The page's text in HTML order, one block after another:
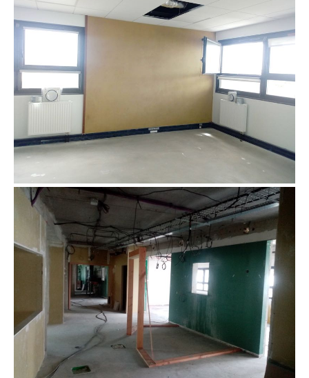
cloison adobe au siège de Néotoa Rennes
cloison adobe au siège de Néotoa Rennes